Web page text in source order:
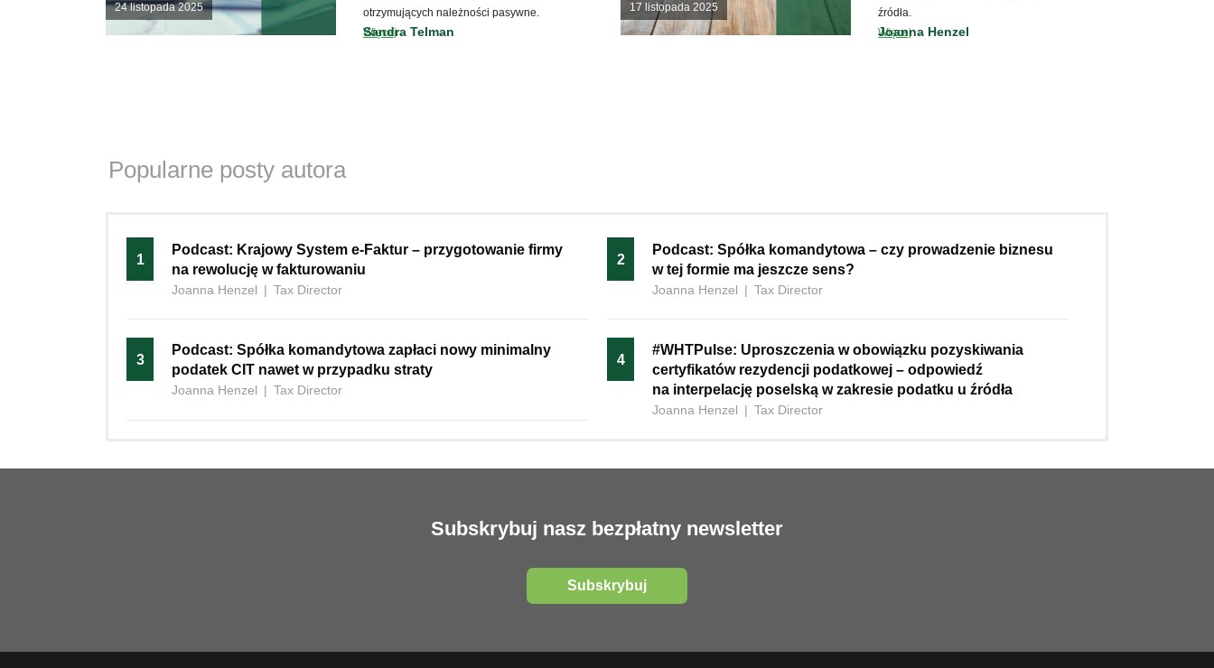
24 listopada 2025
otrzymujących należności pasywne.
Więcej
Sandra Telman
17 listopada 2025
źródła.
Więcej
Joanna Henzel
Popularne posty autora
1
Podcast: Krajowy System e-Faktur – przygotowanie firmy
na rewolucję w fakturowaniu
Joanna Henzel | Tax Director
2
Podcast: Spółka komandytowa – czy prowadzenie biznesu
w tej formie ma jeszcze sens?
Joanna Henzel | Tax Director
3
Podcast: Spółka komandytowa zapłaci nowy minimalny
podatek CIT nawet w przypadku straty
Joanna Henzel | Tax Director
4
#WHTPulse: Uproszczenia w obowiązku pozyskiwania
certyfikatów rezydencji podatkowej – odpowiedź
na interpelację poselską w zakresie podatku u źródła
Joanna Henzel | Tax Director
Subskrybuj nasz bezpłatny newsletter
Subskrybuj